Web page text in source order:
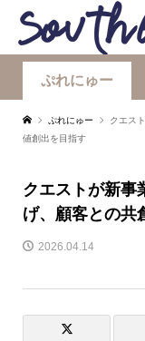
ぷれにゅー
ぷれにゅー
クエス
値創出を目指す
クエストが新事
げ、顧客との共
2026.04.14